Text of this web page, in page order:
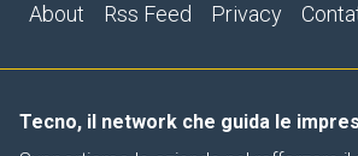
About Rss Feed Privacy
Tecno, il network che guida le